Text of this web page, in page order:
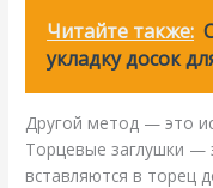
Читайте также:
укладку досок
Другой метод — это
Торцевые заглушки —
вставляются в торец